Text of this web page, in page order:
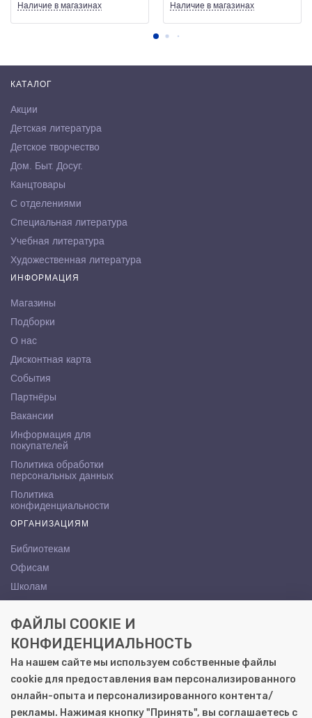
Наличие в магазинах Наличие в магазинах
КАТАЛОГ
Акции
Детская литература
Детское творчество
Дом. Быт. Досуг.
Канцтовары
С отделениями
Специальная литература
Учебная литература
Художественная литература
ИНФОРМАЦИЯ
Магазины
Подборки
О нас
Дисконтная карта
События
Партнёры
Вакансии
Информация для
покупателей
Политика обработки
персональных данных
Политика
конфиденциальности
ОРГАНИЗАЦИЯМ
Библиотекам
Офисам
Школам
КОНТАКТЫ
Саратов, ул. Осипова, 10А
+7 (8452) 72-65-65
gemera@moya-kniga.ru
ФАЙЛЫ COOKIE И
КОНФИДЕНЦИАЛЬНОСТЬ
На нашем сайте мы используем собственные файлы
cookie для предоставления вам персонализированного
онлайн-опыта и персонализированного контента/
рекламы. Нажимая кнопку "Принять", вы соглашаетесь с